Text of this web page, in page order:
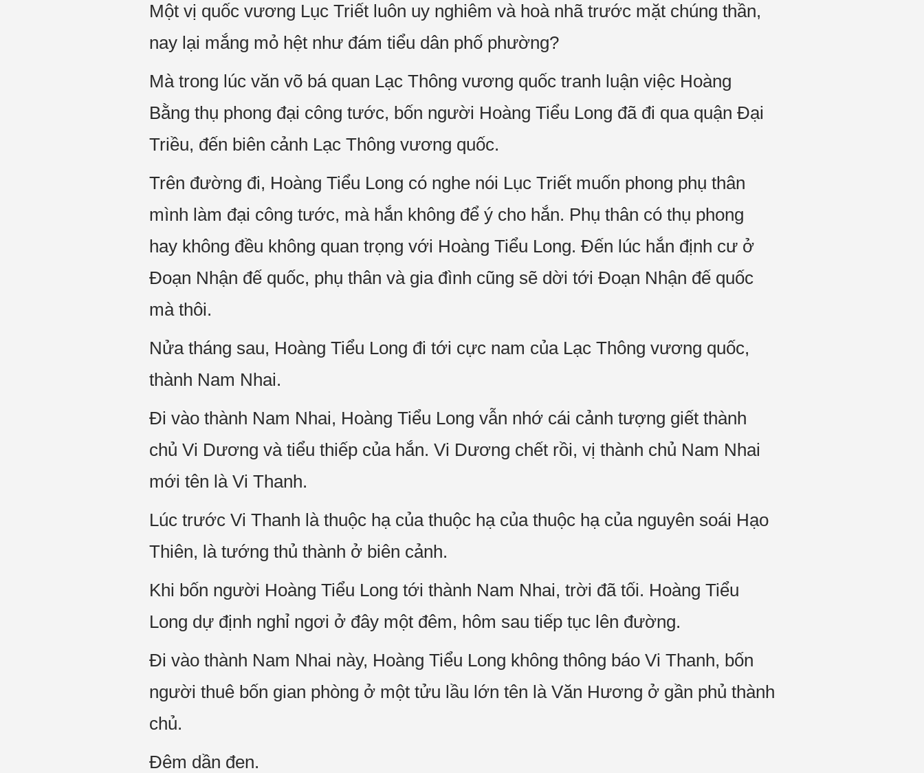
Một vị quốc vương Lục Triết luôn uy nghiêm và hoà nhã trước mặt chúng thần,
nay lại mắng mỏ hệt như đám tiểu dân phố phường?
Mà trong lúc văn võ bá quan Lạc Thông vương quốc tranh luận việc Hoàng
Bằng thụ phong đại công tước, bốn người Hoàng Tiểu Long đã đi qua quận Đại
Triều, đến biên cảnh Lạc Thông vương quốc.
Trên đường đi, Hoàng Tiểu Long có nghe nói Lục Triết muốn phong phụ thân
mình làm đại công tước, mà hắn không để ý cho hắn. Phụ thân có thụ phong
hay không đều không quan trọng với Hoàng Tiểu Long. Đến lúc hắn định cư ở
Đoạn Nhận đế quốc, phụ thân và gia đình cũng sẽ dời tới Đoạn Nhận đế quốc
mà thôi.
Nửa tháng sau, Hoàng Tiểu Long đi tới cực nam của Lạc Thông vương quốc,
thành Nam Nhai.
Đi vào thành Nam Nhai, Hoàng Tiểu Long vẫn nhớ cái cảnh tượng giết thành
chủ Vi Dương và tiểu thiếp của hắn. Vi Dương chết rồi, vị thành chủ Nam Nhai
mới tên là Vi Thanh.
Lúc trước Vi Thanh là thuộc hạ của thuộc hạ của thuộc hạ của nguyên soái Hạo
Thiên, là tướng thủ thành ở biên cảnh.
Khi bốn người Hoàng Tiểu Long tới thành Nam Nhai, trời đã tối. Hoàng Tiểu
Long dự định nghỉ ngơi ở đây một đêm, hôm sau tiếp tục lên đường.
Đi vào thành Nam Nhai này, Hoàng Tiểu Long không thông báo Vi Thanh, bốn
người thuê bốn gian phòng ở một tửu lầu lớn tên là Văn Hương ở gần phủ thành
chủ.
Đêm dần đen.